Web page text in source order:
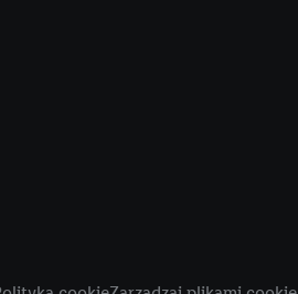
adresu IP. Jeśli
użyciu adresu IP i
usług Lidl. W
Zgodę na
celów marketingu